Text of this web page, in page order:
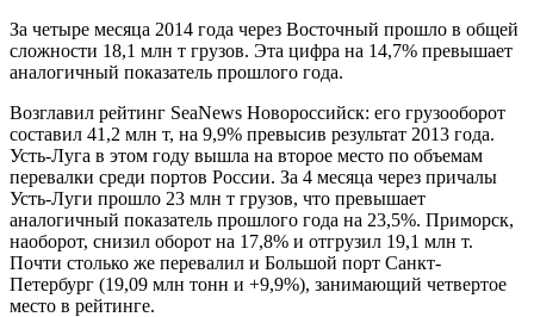
За четыре месяца 2014 года через Восточный прошло в общей
сложности 18,1 млн т грузов. Эта цифра на 14,7% превышает
аналогичный показатель прошлого года.
Возглавил рейтинг SeaNews Новороссийск: его грузооборот
составил 41,2 млн т, на 9,9% превысив результат 2013 года.
Усть-Луга в этом году вышла на второе место по объемам
перевалки среди портов России. За 4 месяца через причалы
Усть-Луги прошло 23 млн т грузов, что превышает
аналогичный показатель прошлого года на 23,5%. Приморск,
наоборот, снизил оборот на 17,8% и отгрузил 19,1 млн т.
Почти столько же перевалил и Большой порт Санкт-
Петербург (19,09 млн тонн и +9,9%), занимающий четвертое
место в рейтинге.